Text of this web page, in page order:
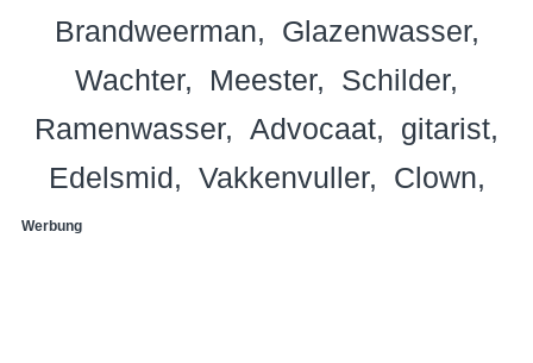
Brandweerman
Glazenwasser
Wachter
Meester
Schilder
Ramenwasser
Advocaat
gitarist
Edelsmid
Vakkenvuller Clown
Werbung